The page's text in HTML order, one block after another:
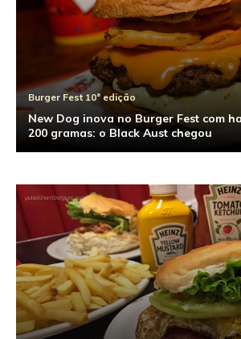
Burger Fest 10ª edição
New Dog inova no Burger Fest com
200 gramas: o Black Aust chegou